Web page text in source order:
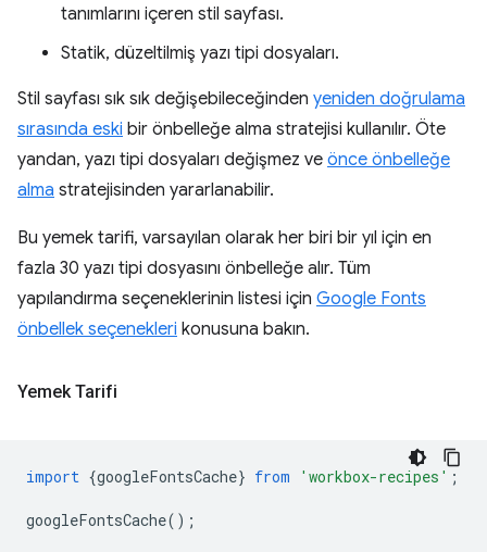
tanımlarını içeren stil sayfası.
Statik, düzeltilmiş yazı tipi dosyaları.
Stil sayfası sık sık değişebileceğinden yeniden doğrulama
sırasında eski bir önbelleğe alma stratejisi kullanılır. Öte
yandan, yazı tipi dosyaları değişmez ve önce önbelleğe
alma stratejisinden yararlanabilir.
Bu yemek tarifi, varsayılan olarak her biri bir yıl için en
fazla 30 yazı tipi dosyasını önbelleğe alır. Tüm
yapılandırma seçeneklerinin listesi için Google Fonts
önbellek seçenekleri konusuna bakın.
Yemek Tarifi
import {googleFontsCache} from 'workbox-recipes' ;
googleFontsCache();